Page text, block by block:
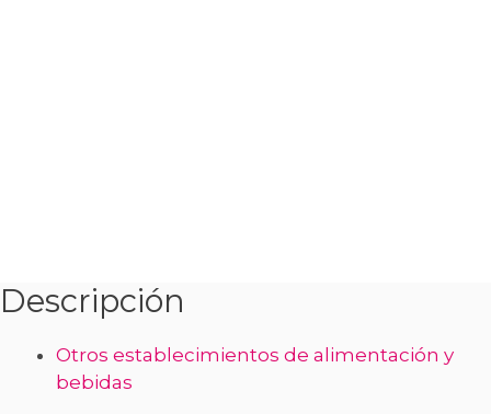
Descripción
Otros establecimientos de alimentación y
bebidas